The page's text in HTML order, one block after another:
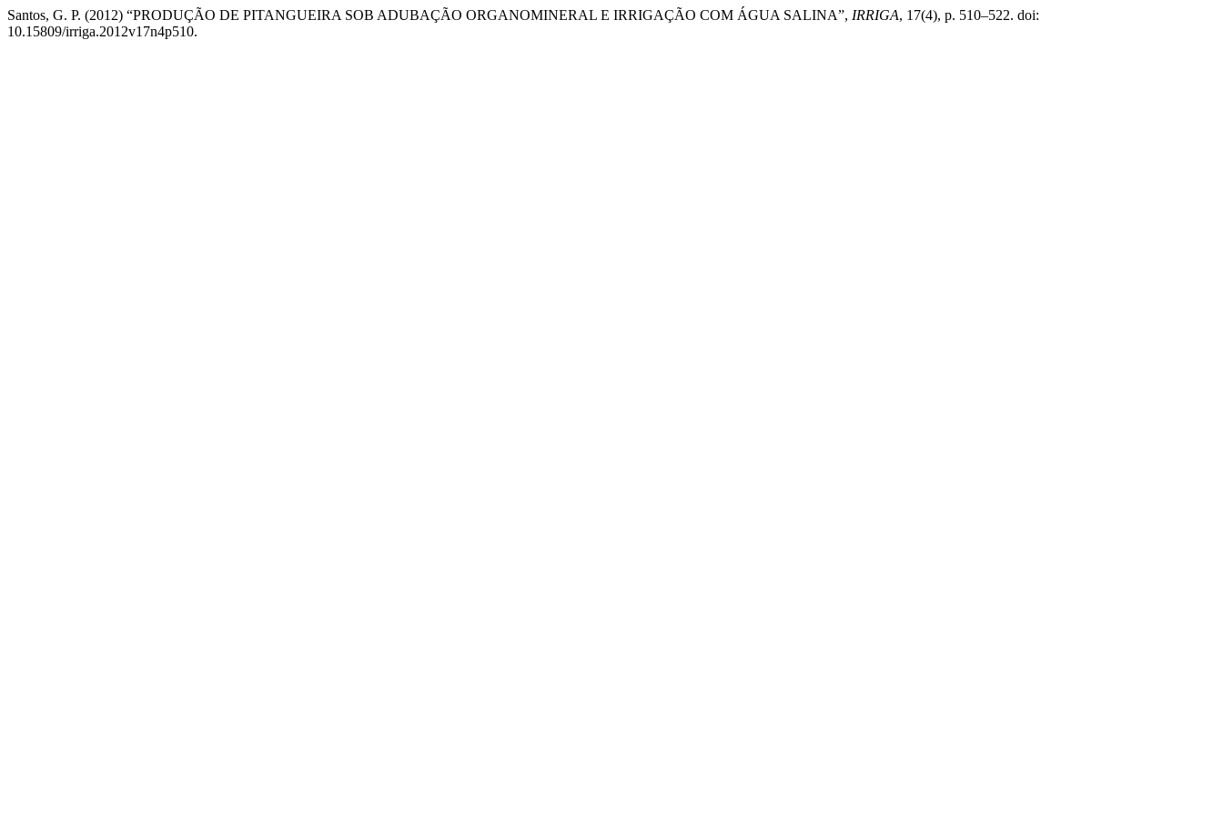
Santos, G. P. (2012) “PRODUÇÃO DE PITANGUEIRA SOB ADUBAÇÃO ORGANOMINERAL E IRRIGAÇÃO COM ÁGUA SALINA”, IRRIGA, 17(4), p. 510–522. doi:
10.15809/irriga.2012v17n4p510.